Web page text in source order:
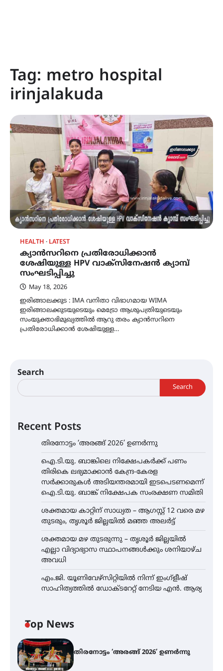
Tag: metro hospital
irinjalakuda
HEALTH LATEST
ക്യാൻസറിനെ പ്രതിരോധിക്കാൻ
ശേഷിയുള്ള HPV വാക്സിനേഷൻ ക്യാമ്പ്
സംഘടിപ്പിച്ചു
May 18, 2026
ഇരിങ്ങാലക്കുട : IMA വനിതാ വിഭാഗമായ WIMA
ഇരിങ്ങാലക്കുടയുടെയും മെട്രോ ആശുപത്രിയുടെയും
സംയുക്താഭിമുഖ്യത്തിൽ ആറു തരം ക്യാൻസറിനെ
പ്രതിരോധിക്കാൻ ശേഷിയുള്ള…
Search
Search
Recent Posts
തിരനോട്ടം ‘അരങ്ങ് 2026’ ഉണർന്നു
ഐ.ടി.യു. ബാങ്കിലെ നിക്ഷേപകർക്ക് പണം
തിരികെ ലഭ്യമാക്കാൻ കേന്ദ്ര-കേരള
സർക്കാരുകൾ അടിയന്തരമായി ഇടപെടണമെന്ന്
ഐ.ടി.യു. ബാങ്ക് നിക്ഷേപക സംരക്ഷണ സമിതി
ശക്തമായ കാറ്റിന് സാധ്യത – ആഗസ്റ്റ് 12 വരെ മഴ
തുടരും, തൃശൂർ ജില്ലയിൽ മഞ്ഞ അലർട്ട്
ശക്തമായ മഴ തുടരുന്നു – തൃശൂർ ജില്ലയിൽ
എല്ലാ വിദ്യാഭ്യാസ സ്ഥാപനങ്ങൾക്കും ശനിയാഴ്ച
അവധി
എം.ജി. യൂണിവേഴ്‌സിറ്റിയിൽ നിന്ന് ഇംഗ്ളീഷ്
സാഹിത്യത്തിൽ ഡോക്ടറേറ്റ് നേടിയ എൻ. ആര്യ
Top News
തിരനോട്ടം ‘അരങ്ങ് 2026’ ഉണർന്നു